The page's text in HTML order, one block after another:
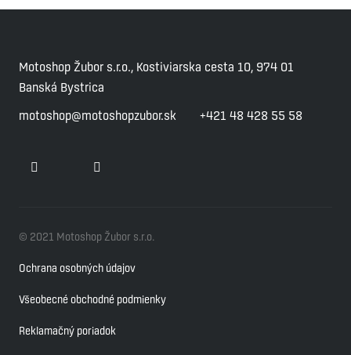
Motoshop Žubor s.r.o., Kostiviarska cesta 10, 974 01
Banská Bystrica
motoshop@motoshopzubor.sk
+421 48 428 55 58
© 2021 Motoshop Žubor s.r.o.
Ochrana osobných údajov
Všeobecné obchodné podmienky
Reklamačný poriadok